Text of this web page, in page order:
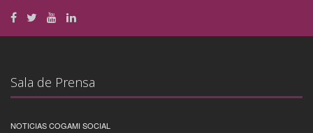
Sala de Prensa
NOTICIAS COGAMI SOCIAL